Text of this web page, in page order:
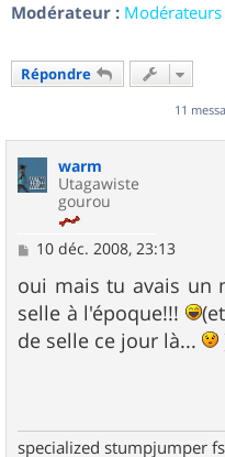
Modérateur :
Répondre
11
warm
Utagawiste
gourou
M
s
s
a
g
e
10 déc. 2008, 23:13
oui mais tu avais un
selle à l'époque!!!
de selle ce jour là...
specialized stumpjumper